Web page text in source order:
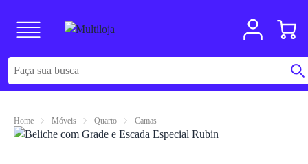
Home Móveis Quarto Camas